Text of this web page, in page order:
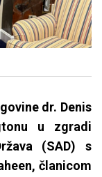
dr. Denis
u zgradi
(SAD) s
članicom